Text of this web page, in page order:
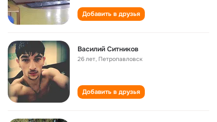
Добавить в друзья
Василий Ситников
26 лет, Петропавловск
Добавить в друзья